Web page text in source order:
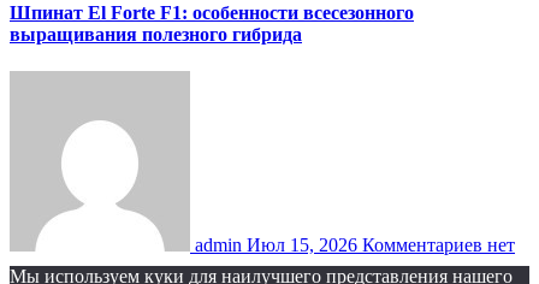
Шпинат El Forte F1: особенности всесезонного
выращивания полезного гибрида
admin Июл 15, 2026 Комментариев нет
Мы используем куки для наилучшего представления нашего